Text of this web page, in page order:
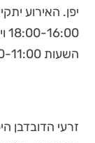
השעות 14:00-11:00.
זרעי הדובדבן